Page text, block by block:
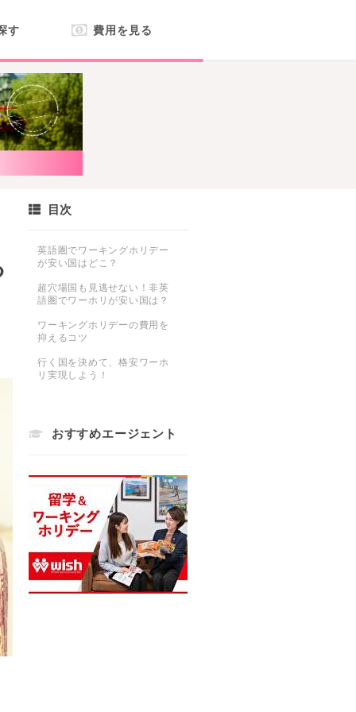
す 費用を見る
目次
英語圏でワーキングホリデー
が安い国はどこ？
超穴場国も見逃せない！非英
語圏でワーホリが安い国は？
ワーキングホリデーの費用を
抑えるコツ
行く国を決めて、格安ワーホ
リ実現しよう！
おすすめエージェント